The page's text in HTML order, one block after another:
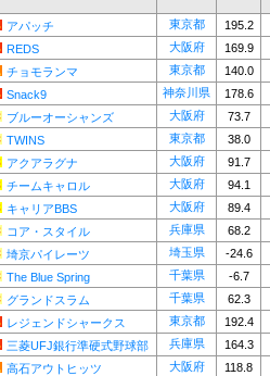
アパッチ 東京都
195.2
REDS 大阪府
169.9
チョモランマ 東京都
140.0
Snack9 神奈川県
178.6
ブルーオーシャンズ 大阪府
73.7
TWINS 東京都
38.0
アクアラグナ 大阪府
91.7
チームキャロル 大阪府
94.1
キャリアBBS 大阪府
89.4
コア・スタイル 兵庫県
68.2
埼京パイレーツ 埼玉県
-24.6
The Blue Spring 千葉県
-6.7
グランドスラム 千葉県
62.3
レジェンドシャークス 東京都
192.4
三菱UFJ銀行準硬式野球部 兵庫県
164.3
高石アウトヒッツ 大阪府
118.8